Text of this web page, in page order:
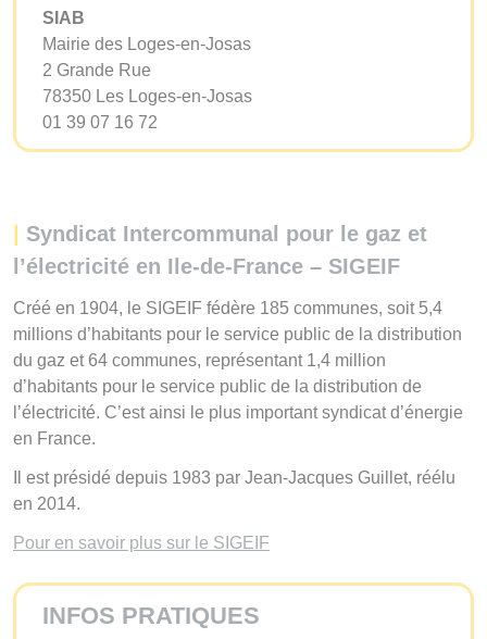
SIAB
Mairie des Loges-en-Josas
2 Grande Rue
78350 Les Loges-en-Josas
01 39 07 16 72
Syndicat Intercommunal pour le gaz et
l’électricité en Ile-de-France – SIGEIF
Créé en 1904, le SIGEIF fédère 185 communes, soit 5,4
millions d’habitants pour le service public de la distribution
du gaz et 64 communes, représentant 1,4 million
d’habitants pour le service public de la distribution de
l’électricité. C’est ainsi le plus important syndicat d’énergie
en France.
Il est présidé depuis 1983 par Jean-Jacques Guillet, réélu
en 2014.
Pour en savoir plus sur le SIGEIF
INFOS PRATIQUES